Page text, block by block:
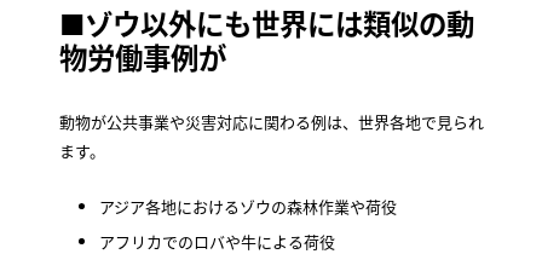
■ゾウ以外にも世界には類似の動
物労働事例が
動物が公共事業や災害対応に関わる例は、世界各地で見られ
ます。
アジア各地におけるゾウの森林作業や荷役
アフリカでのロバや牛による荷役